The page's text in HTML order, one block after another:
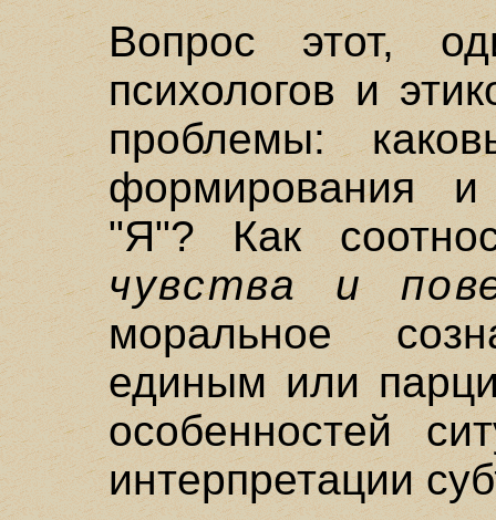
Вопрос этот,
психологов и
проблемы:
формирования и
"Я"? Как
чувства и
моральное
единым или
особенностей
интерпретации